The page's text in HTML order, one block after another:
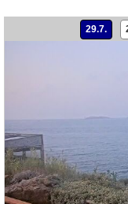
29.7.